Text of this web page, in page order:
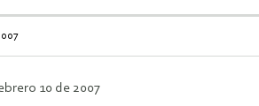
10 de 2007